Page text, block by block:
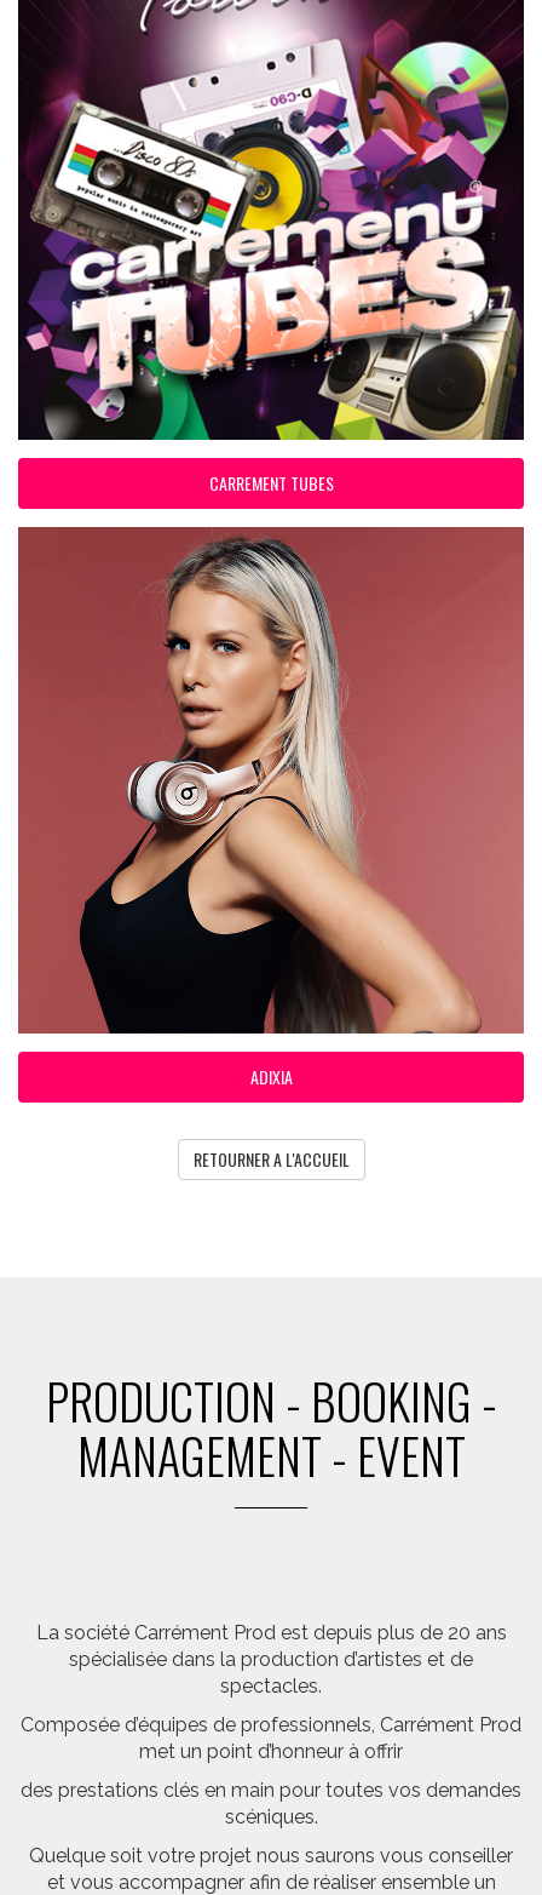
CARREMENT TUBES
ADIXIA
RETOURNER A L'ACCUEIL
PRODUCTION - BOOKING -
MANAGEMENT - EVENT
La société Carrément Prod est depuis plus de 20 ans
spécialisée dans la production d’artistes et de
spectacles.
Composée d’équipes de professionnels, Carrément Prod
met un point d’honneur à offrir
des prestations clés en main pour toutes vos demandes
scéniques.
Quelque soit votre projet nous saurons vous conseiller
et vous accompagner afin de réaliser ensemble un